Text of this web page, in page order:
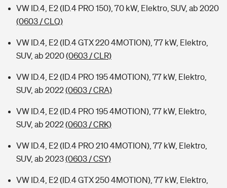
Typklassen: So ist Ihr Auto eingestuft
Sie haben Fragen?
VW ID.4, E2 (ID.4 PRO 150), 70 kW, Elektro, SUV, ab 2020
(0603 / CLQ)
VW ID.4, E2 (ID.4 GTX 220 4MOTION), 77 kW, Elektro,
SUV, ab 2020(0603 / CLR)
VW ID.4, E2 (ID.4 PRO 195 4MOTION), 77 kW, Elektro,
SUV, ab 2022(0603 / CRA)
VW ID.4, E2 (ID.4 PRO 195 4MOTION), 77 kW, Elektro,
SUV, ab 2022(0603 / CRK)
VW ID.4, E2 (ID.4 PRO 210 4MOTION), 77 kW, Elektro,
SUV, ab 2023(0603 / CSY)
VW ID.4, E2 (ID.4 GTX 250 4MOTION), 77 kW, Elektro,